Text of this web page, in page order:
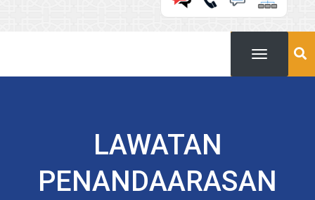
LAWATAN
PENANDAARASAN